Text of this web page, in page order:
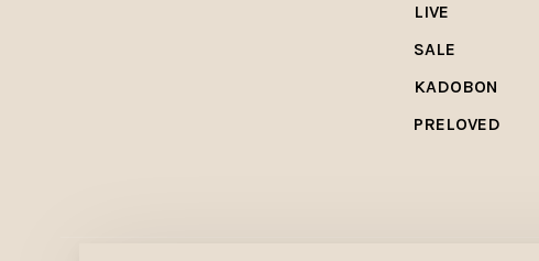
LIVE
SALE
KADOBON
PRELOVED